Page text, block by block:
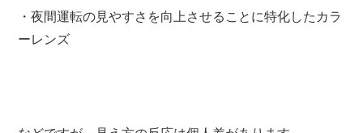
・夜間運転の見やすさを向上させることに特化したカラ
ーレンズ